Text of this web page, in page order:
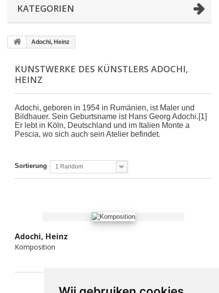
KATEGORIEN
Adochi, Heinz
KUNSTWERKE DES KÜNSTLERS ADOCHI,
HEINZ
Adochi, geboren in 1954 in Rumänien, ist Maler und
Bildhauer. Sein Geburtsname ist Hans Georg Adochi.[1]
Er lebt in Köln, Deutschland und im Italien Monte a
Pescia, wo sich auch sein Atelier befindet.
Sortierung 1 Random
Adochi, Heinz
Komposition